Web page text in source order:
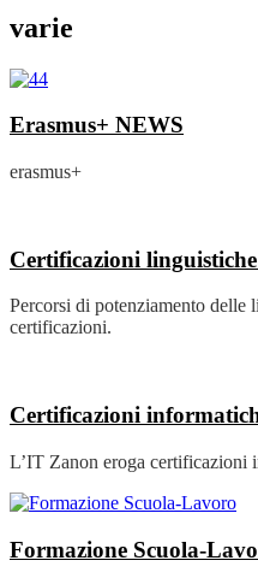
varie
Erasmus+ NEWS
erasmus+
Certificazioni linguistiche
Percorsi di potenziamento
certificazioni.
Certificazioni
L’IT Zanon eroga certificazioni
Formazione Scuola-